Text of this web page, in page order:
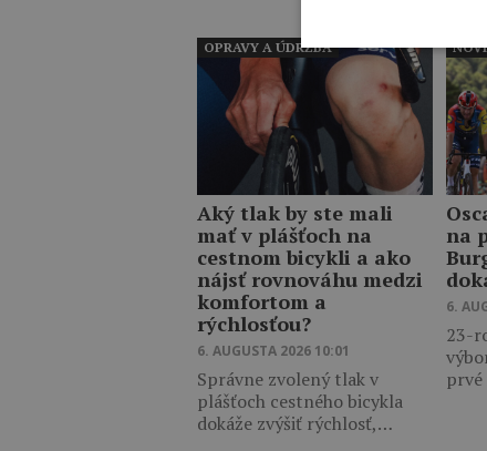
Aký tlak by ste mali
mať v plášťoch na
cestnom bicykli a ako
nájsť rovnováhu medzi
komfortom a
rýchlosťou?
6. AUGUSTA 2026 10:01
Správne zvolený tlak v
plášťoch cestného bicykla
dokáže zvýšiť rýchlosť,…
OPRAVY A ÚDRŽBA
na
6.
23-